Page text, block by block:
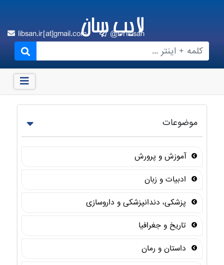
لایب سانlibsan.ir[at]gmail.com @Drlibsan
موضوعات
آموزش و پرورش
ادبیات و زبان
پزشکی، دندانپزشکی و داروسازی
تاریخ و جغرافیا
داستان و رمان